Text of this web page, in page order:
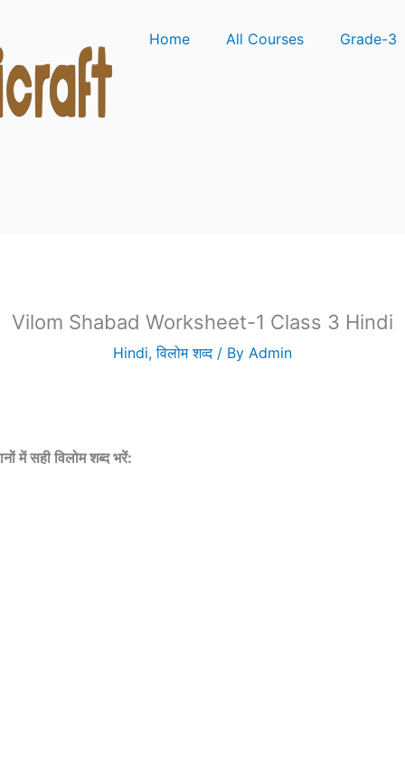
Home All Courses Grade-3
Vilom Shabad Worksheet-1 Class 3 Hindi
Hindi,विलोम शव्द/ By Admin
में सही विलोम शब्द भरें: